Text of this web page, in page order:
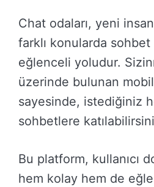
Chat odaları, yeni
farklı konularda
eğlenceli yoludur.
üzerinde bulunan
sayesinde, istediğiniz
sohbetlere
Bu platform, kullanıcı
hem kolay hem de